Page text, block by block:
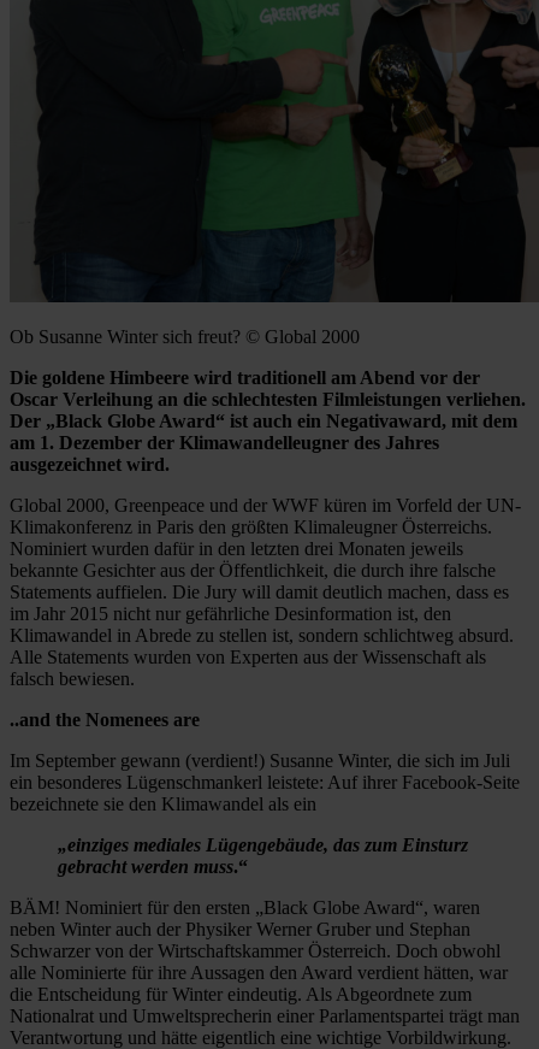
Ob Susanne Winter sich freut? © Global 2000
Die goldene Himbeere wird traditionell am Abend vor der
Oscar Verleihung an die schlechtesten Filmleistungen verliehen.
Der „Black Globe Award“ ist auch ein Negativaward, mit dem
am 1. Dezember der Klimawandelleugner des Jahres
ausgezeichnet wird.
Global 2000, Greenpeace und der WWF küren im Vorfeld der UN-
Klimakonferenz in Paris den größten Klimaleugner Österreichs.
Nominiert wurden dafür in den letzten drei Monaten jeweils
bekannte Gesichter aus der Öffentlichkeit, die durch ihre falsche
Statements auffielen. Die Jury will damit deutlich machen, dass es
im Jahr 2015 nicht nur gefährliche Desinformation ist, den
Klimawandel in Abrede zu stellen ist, sondern schlichtweg absurd.
Alle Statements wurden von Experten aus der Wissenschaft als
falsch bewiesen.
..and the Nomenees are
Im September gewann (verdient!) Susanne Winter, die sich im Juli
ein besonderes Lügenschmankerl leistete: Auf ihrer Facebook-Seite
bezeichnete sie den Klimawandel als ein
„einziges mediales Lügengebäude, das zum Einsturz
gebracht werden muss.“
BÄM! Nominiert für den ersten „Black Globe Award“, waren
neben Winter auch der Physiker Werner Gruber und Stephan
Schwarzer von der Wirtschaftskammer Österreich. Doch obwohl
alle Nominierte für ihre Aussagen den Award verdient hätten, war
die Entscheidung für Winter eindeutig. Als Abgeordnete zum
Nationalrat und Umweltsprecherin einer Parlamentspartei trägt man
Verantwortung und hätte eigentlich eine wichtige Vorbildwirkung.